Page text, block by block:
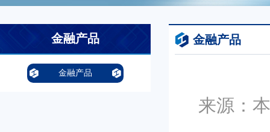
金融产品
金融产品
金融产品
来源：